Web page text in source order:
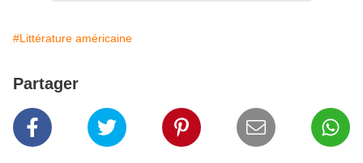
#Littérature américaine
Partager